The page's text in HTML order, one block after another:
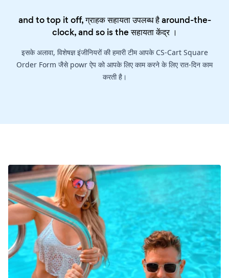
and to top it off, ग्राहक सहायता उपलब्ध है around-the-
clock, and so is theसहायता केंद्र।
इसके अलावा, विशेषज्ञ इंजीनियरों की हमारी टीम आपके CS-Cart Square
Order Form जैसे powr ऐप को आपके लिए काम करने के लिए रात-दिन काम
करती है।